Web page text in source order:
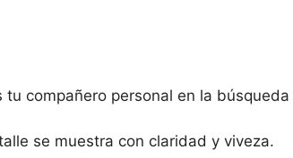
compañero personal en la
se muestra con claridad y viveza.